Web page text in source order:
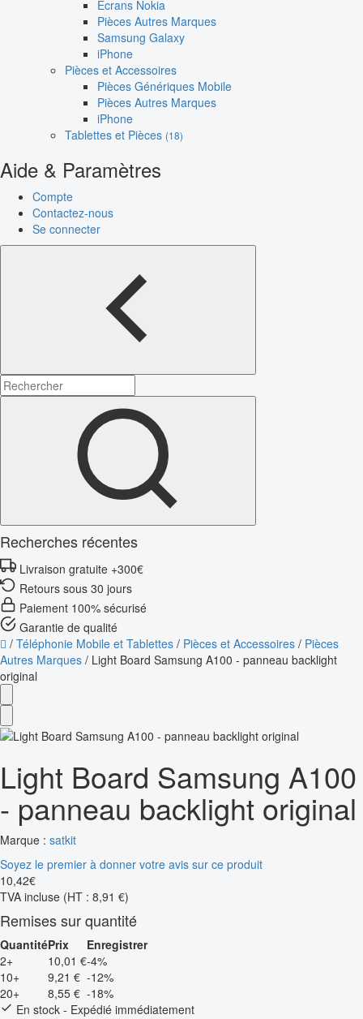
Écrans Nokia
Pièces Autres Marques
Samsung Galaxy
iPhone
Pièces et Accessoires
Pièces Génériques Mobile
Pièces Autres Marques
iPhone
Tablettes et Pièces (18)
Aide & Paramètres
Compte
Contactez-nous
Se connecter
Recherches récentes
Livraison gratuite +300€
Retours sous 30 jours
Paiement 100% sécurisé
Garantie de qualité
/ Téléphonie Mobile et Tablettes / Pièces et Accessoires / Pièces
Autres Marques / Light Board Samsung A100 - panneau backlight
original
Light Board Samsung A100
- panneau backlight original
Marque : satkit
Soyez le premier à donner votre avis sur ce produit
10,42€
TVA incluse (HT : 8,91 €)
Remises sur quantité
QuantitéPrix
Enregistrer
2+
10,01 €-4%
10+
9,21 € -12%
20+
8,55 € -18%
En stock - Expédié immédiatement